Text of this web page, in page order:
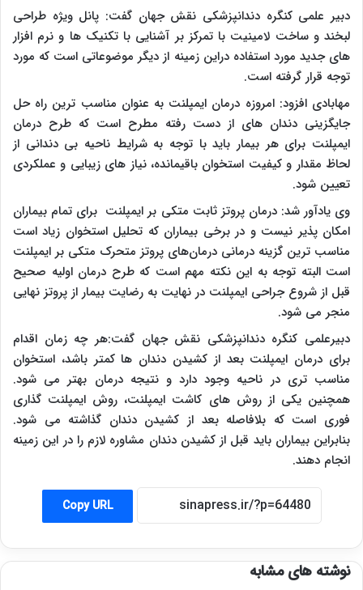
دبیر علمی کنگره دندانپزشکی نقش جهان گفت: پانل ویژه طراحی
لبخند و ساخت لامینیت با تمرکز بر آشنایی با تکنیک ها و نرم افزار
های جدید مورد استفاده دراین زمینه از دیگر موضوعاتی است که مورد
توجه قرار گرفته است.
مهابادی افزود: امروزه درمان ایمپلنت به عنوان مناسب ترین راه حل
جایگزینی دندان های از دست رفته مطرح است که طرح درمان
ایمپلنت برای هر بیمار باید با توجه به شرایط ناحیه بی دندانی از
لحاظ مقدار و کیفیت استخوان باقیمانده، نیاز های زیبایی و عملکردی
تعیین شود.
وی یادآور شد: درمان پروتز ثابت متکی بر ایمپلنت برای تمام بیماران
امکان پذیر نیست و در برخی بیماران که تحلیل استخوان زیاد است
مناسب ترین گزینه درمانی درمان‌های پروتز متحرک متکی بر ایمپلنت
است البته توجه به این نکته مهم است که طرح درمان اولیه صحیح
قبل از شروع جراحی ایمپلنت در نهایت به رضایت بیمار از پروتز نهایی
منجر می شود.
دبیرعلمی کنگره دندانپزشکی نقش جهان گفت:هر چه زمان اقدام
برای درمان ایمپلنت بعد از کشیدن دندان ها کمتر باشد، استخوان
مناسب تری در ناحیه وجود دارد و نتیجه درمان بهتر می شود.
همچنین یکی از روش های کاشت ایمپلنت، روش ایمپلنت گذاری
فوری است که بلافاصله بعد از کشیدن دندان گذاشته می شود.
بنابراین بیماران باید قبل از کشیدن دندان مشاوره لازم را در این زمینه
انجام دهند.
Copy URL
نوشته های مشابه